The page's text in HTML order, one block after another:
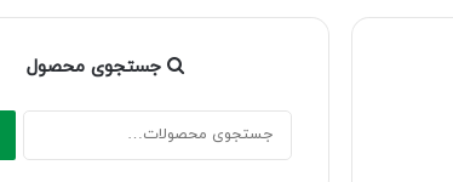
جستجوی محصول
جستجو
برای: